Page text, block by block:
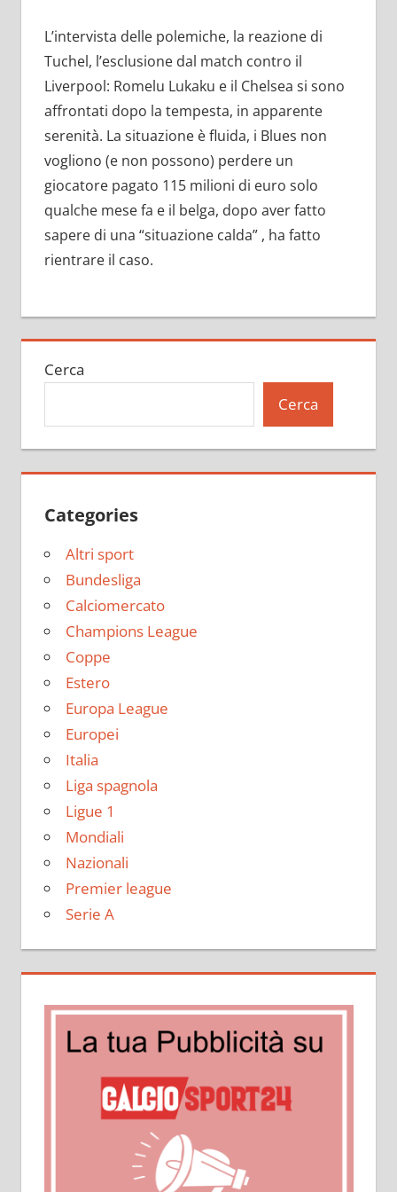
L’intervista delle polemiche, la reazione di
Tuchel, l’esclusione dal match contro il
Liverpool: Romelu Lukaku e il Chelsea si sono
affrontati dopo la tempesta, in apparente
serenità. La situazione è fluida, i Blues non
vogliono (e non possono) perdere un
giocatore pagato 115 milioni di euro solo
qualche mese fa e il belga, dopo aver fatto
sapere di una “situazione calda” , ha fatto
rientrare il caso.
Cerca
Cerca
Categories
Altri sport
Bundesliga
Calciomercato
Champions League
Coppe
Estero
Europa League
Europei
Italia
Liga spagnola
Ligue 1
Mondiali
Nazionali
Premier league
Serie A